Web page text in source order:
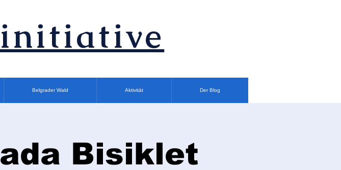
Belgrader Wald Aktivität Der Blog
Bisiklet